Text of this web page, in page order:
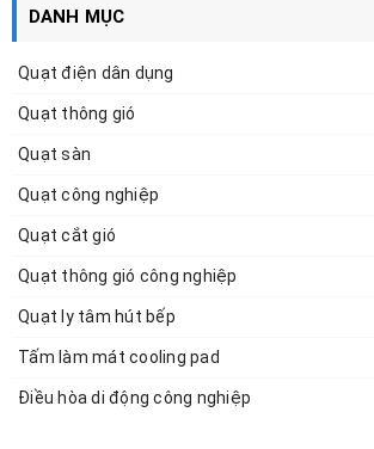
DANH MỤC
Quạt điện dân dụng
Quạt thông gió
Quạt sàn
Quạt công nghiệp
Quạt cắt gió
Quạt thông gió công nghiệp
Quạt ly tâm hút bếp
Tấm làm mát cooling pad
Điều hòa di động công nghiệp